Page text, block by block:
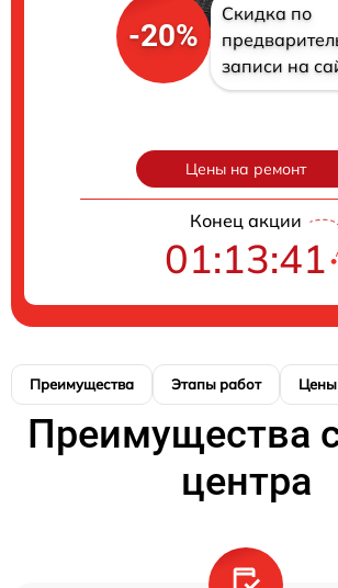
-20%
Скидка по
записи на
Цены на ремонт
Конец акции
01:13:40
Преимущества Этапы работ Цены
Преимущества
центра